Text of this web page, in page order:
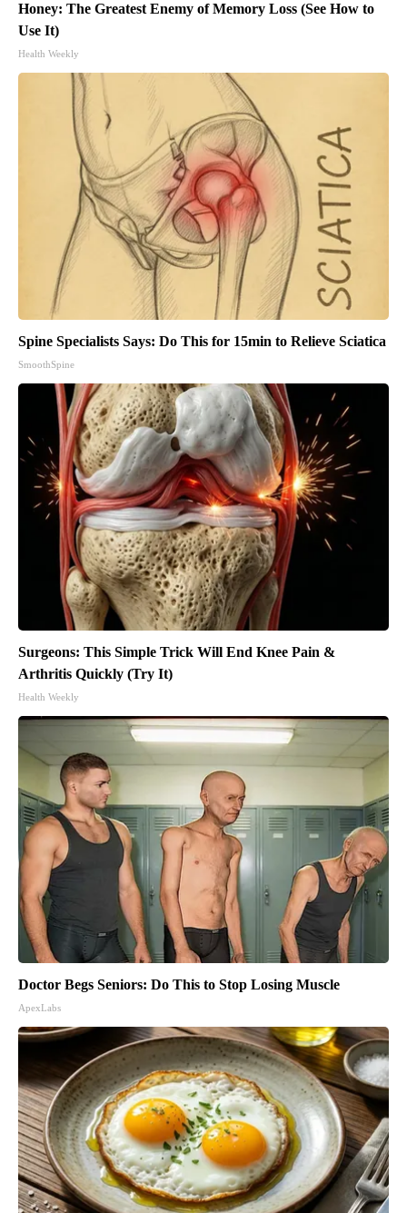
Honey: The Greatest Enemy of Memory Loss (See How to
Use It)
Health Weekly
Spine Specialists Says: Do This for 15min to Relieve Sciatica
SmoothSpine
Surgeons: This Simple Trick Will End Knee Pain &
Arthritis Quickly (Try It)
Health Weekly
Doctor Begs Seniors: Do This to Stop Losing Muscle
ApexLabs